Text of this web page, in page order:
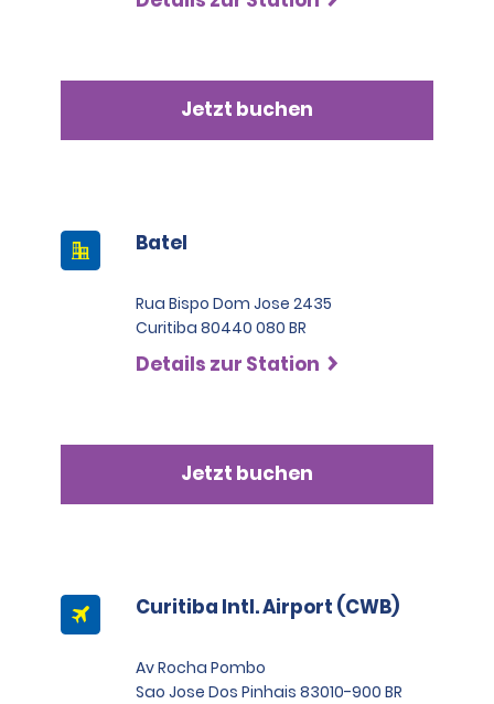
Jetzt buchen
Batel
Rua Bispo Dom Jose 2435
Curitiba 80440 080 BR
Details zur Station
Jetzt buchen
Curitiba Intl. Airport (CWB)
Av Rocha Pombo
Sao Jose Dos Pinhais 83010-900 BR